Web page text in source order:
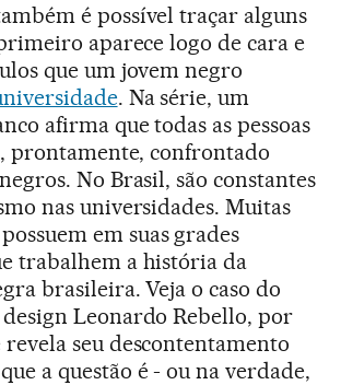
é possível traçar alguns
aparece logo de cara e
que um jovem negro
. Na série, um
afirma que todas as pessoas
prontamente, confrontado
No Brasil, são constantes
nas universidades. Muitas
em suas grades
trabalhem a história da
brasileira. Veja o caso do
Leonardo Rebello, por
seu descontentamento
a questão é - ou na verdade,